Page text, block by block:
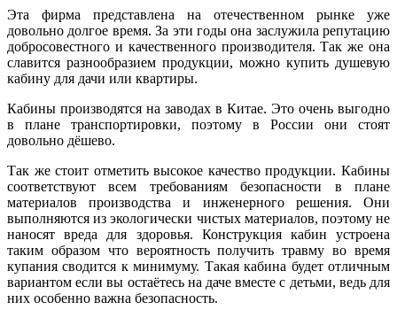
Эта фирма представлена на отечественном рынке уже
довольно долгое время. За эти годы она заслужила репутацию
добросовестного и качественного производителя. Так же она
славится разнообразием продукции, можно купить душевую
кабину для дачи или квартиры.
Кабины производятся на заводах в Китае. Это очень выгодно
в плане транспортировки, поэтому в России они стоят
довольно дёшево.
Так же стоит отметить высокое качество продукции. Кабины
соответствуют всем требованиям безопасности в плане
материалов производства и инженерного решения. Они
выполняются из экологически чистых материалов, поэтому не
наносят вреда для здоровья. Конструкция кабин устроена
таким образом что вероятность получить травму во время
купания сводится к минимуму. Такая кабина будет отличным
вариантом если вы остаётесь на даче вместе с детьми, ведь для
них особенно важна безопасность.